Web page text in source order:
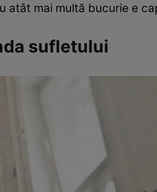
atât mai multă bucurie e
sufletului